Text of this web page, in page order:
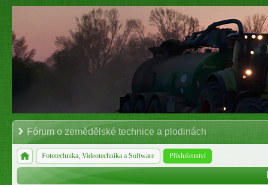
Fórum o zemědělské technice a plodinách
Fototechnika, Videotechnika a Software Příslušenství